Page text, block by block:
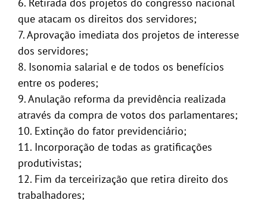
que atacam os direitos dos servidores;
7. Aprovação imediata dos projetos de interesse
dos servidores;
8. Isonomia salarial e de todos os benefícios
entre os poderes;
9. Anulação reforma da previdência realizada
através da compra de votos dos parlamentares;
10. Extinção do fator previdenciário;
11. Incorporação de todas as gratificações
produtivistas;
12. Fim da terceirização que retira direito dos
trabalhadores;